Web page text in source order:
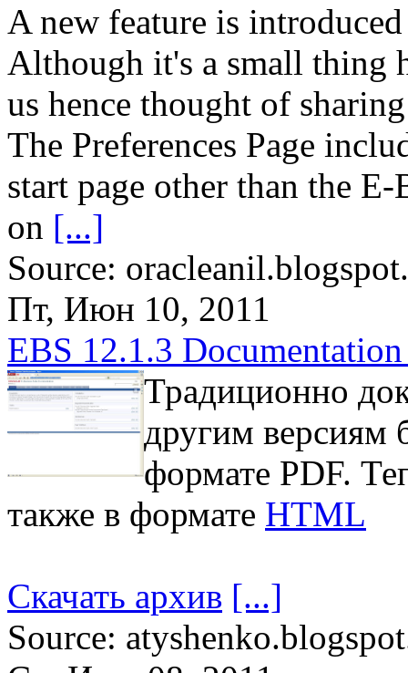
A new feature is
Although it's a small thing
us hence thought of
The Preferences Page
start page other than the E-
on [...]
Source:
Пт, Июн 10, 2011
EBS 12.1.3
Традиционно
другим версиям
формате PDF.
также в формате HTML
Скачать архив [...]
Source: